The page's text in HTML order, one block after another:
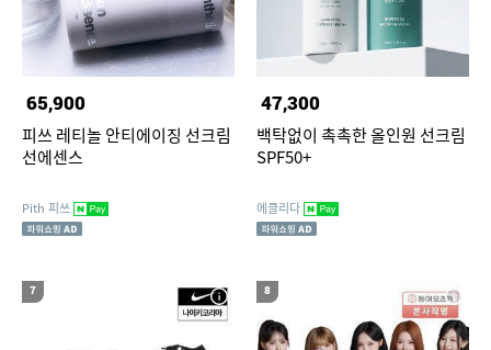
65,900
피쓰 레티놀 안티에이징 선크림
선에센스
Pith 피쓰
47,300
백탁없이 촉촉한 올인원 선크림
SPF50+
에클리다
7 8